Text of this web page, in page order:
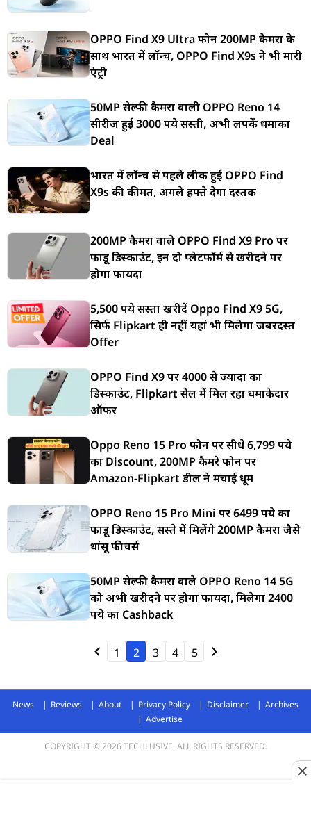
OPPO Find X9 Ultra फोन 200MP कैमरा के
साथ भारत में लॉन्च, OPPO Find X9s ने भी मारी
एंट्री
50MP सेल्फी कैमरा वाली OPPO Reno 14
सीरीज हुई 3000 रुपये सस्ती, अभी लपकें धमाका
Deal
भारत में लॉन्च से पहले लीक हुई OPPO Find
X9s की कीमत, अगले हफ्ते देगा दस्तक
200MP कैमरा वाले OPPO Find X9 Pro पर
फाडू डिस्काउंट, इन दो प्लेटफॉर्म से खरीदने पर
होगा फायदा
5,500 रुपये सस्ता खरीदें Oppo Find X9 5G,
सिर्फ Flipkart ही नहीं यहां भी मिलेगा जबरदस्त
Offer
OPPO Find X9 पर 4000 से ज्यादा का
डिस्काउंट, Flipkart सेल में मिल रहा धमाकेदार
ऑफर
Oppo Reno 15 Pro फोन पर सीधे 6,799 रुपये
का Discount, 200MP कैमरे फोन पर
Amazon-Flipkart डील ने मचाई धूम
OPPO Reno 15 Pro Mini पर 6499 रुपये का
फाडू डिस्काउंट, सस्ते में मिलेंगे 200MP कैमरा जैसे
धांसू फीचर्स
50MP सेल्फी कैमरा वाले OPPO Reno 14 5G
को अभी खरीदने पर होगा फायदा, मिलेगा 2400
रुपये का Cashback
1 2 3 4 5
News Reviews About Privacy Policy Disclaimer
Archives
Advertise
COPYRIGHT © 2026 TECHLUSIVE. ALL RIGHTS RESERVED.